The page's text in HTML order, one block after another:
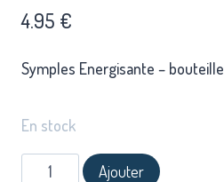
4.95 €
Symples Energisante –
En stock
Ajouter